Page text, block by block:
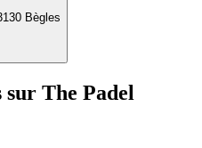
Bègles
sur The Padel